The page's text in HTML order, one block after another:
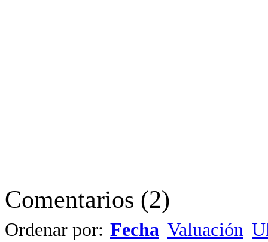
Comentarios (2)
Ordenar por: Fecha Valuación